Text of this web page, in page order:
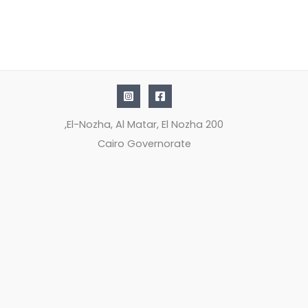
200 El-Nozha, Al Matar, El Nozha,
Cairo Governorate